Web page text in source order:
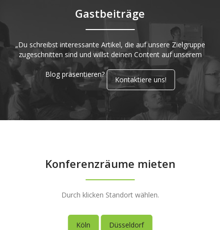
Gastbeiträge
„Du schreibst interessante Artikel, die auf unsere Zielgruppe
zugeschnitten sind und willst deinen Content auf unserem
Blog präsentieren?
Kontaktiere uns!
Konferenzräume mieten
Durch klicken Standort wählen.
Köln Düsseldorf